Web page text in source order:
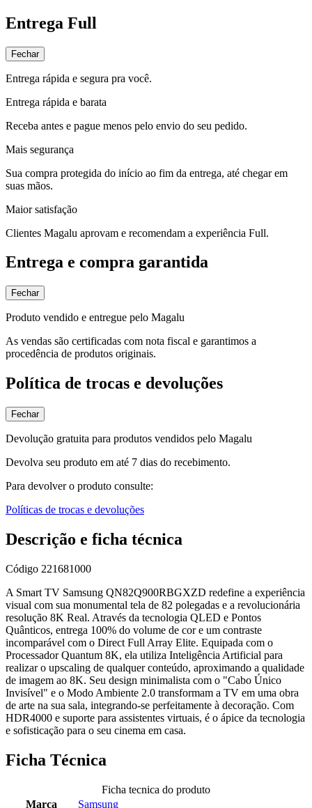
Entrega Full
Fechar
Entrega rápida e segura pra você.
Entrega rápida e barata
Receba antes e pague menos pelo envio do seu pedido.
Mais segurança
Sua compra protegida do início ao fim da entrega, até chegar em
suas mãos.
Maior satisfação
Clientes Magalu aprovam e recomendam a experiência Full.
Entrega e compra garantida
Fechar
Produto vendido e entregue pelo Magalu
As vendas são certificadas com nota fiscal e garantimos a
procedência de produtos originais.
Política de trocas e devoluções
Fechar
Devolução gratuita para produtos vendidos pelo Magalu
Devolva seu produto em até 7 dias do recebimento.
Para devolver o produto consulte:
Políticas de trocas e devoluções
Descrição e ficha técnica
Código 221681000
A Smart TV Samsung QN82Q900RBGXZD redefine a experiência
visual com sua monumental tela de 82 polegadas e a revolucionária
resolução 8K Real. Através da tecnologia QLED e Pontos
Quânticos, entrega 100% do volume de cor e um contraste
incomparável com o Direct Full Array Elite. Equipada com o
Processador Quantum 8K, ela utiliza Inteligência Artificial para
realizar o upscaling de qualquer conteúdo, aproximando a qualidade
de imagem ao 8K. Seu design minimalista com o "Cabo Único
Invisível" e o Modo Ambiente 2.0 transformam a TV em uma obra
de arte na sua sala, integrando-se perfeitamente à decoração. Com
HDR4000 e suporte para assistentes virtuais, é o ápice da tecnologia
e sofisticação para o seu cinema em casa.
Ficha Técnica
Ficha tecnica do produto
Marca
Samsung